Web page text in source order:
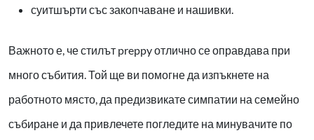
суитшърти със закопчаване и нашивки.
Важното е, че стилът preppy отлично се оправдава при
много събития. Той ще ви помогне да изпъкнете на
работното място, да предизвикате симпатии на семейно
събиране и да привлечете погледите на минувачите по